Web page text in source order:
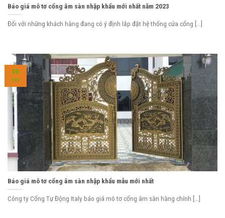
Báo giá mô tơ cổng âm sàn nhập khẩu mới nhất năm 2023
Đối với những khách hàng đang có ý định lắp đặt hệ thống cửa cổng [...]
Báo giá mô tơ cổng âm sàn nhập khẩu mẫu mới nhất
Công ty Cổng Tự Động Italy báo giá mô tơ cổng âm sàn hàng chính [...]
08
TH7